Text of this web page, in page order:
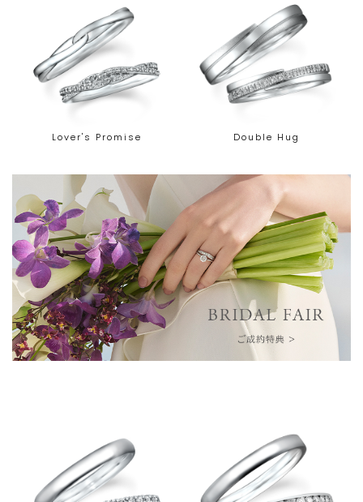
Lover's Promise Double Hug